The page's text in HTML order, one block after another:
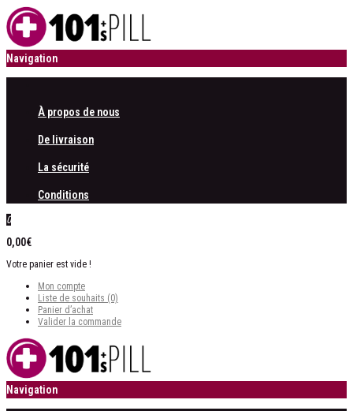
Navigation
À propos de nous
De livraison
La sécurité
Conditions
0
0,00€
Votre panier est vide !
Mon compte
Liste de souhaits (0)
Panier d’achat
Valider la commande
Navigation